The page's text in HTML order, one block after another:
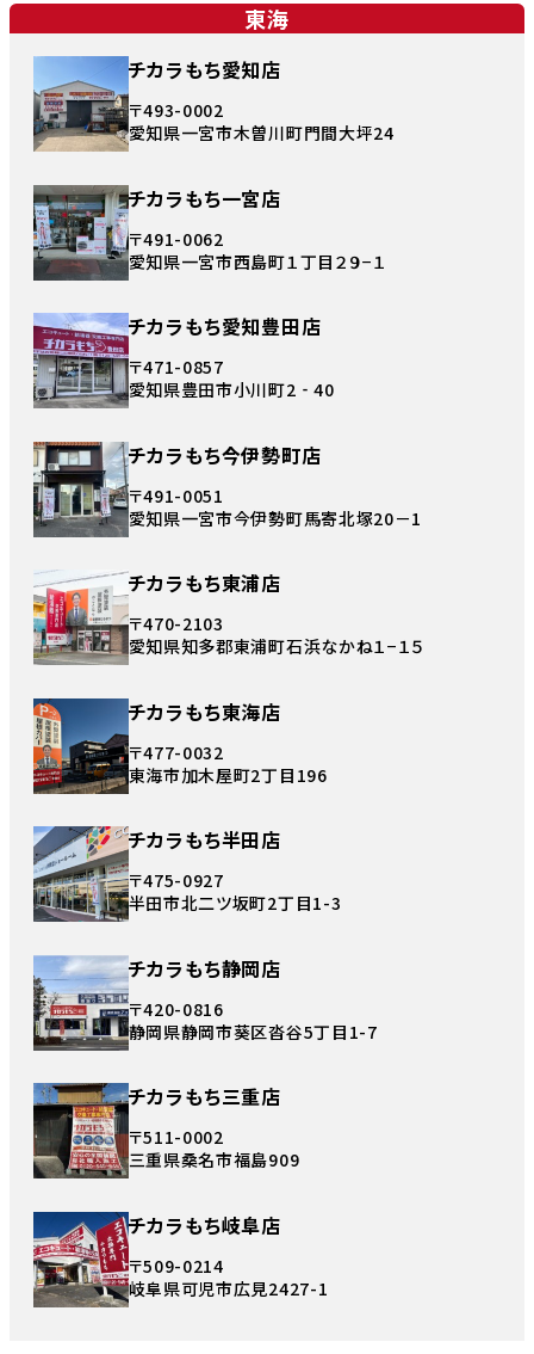
東海
チカラもち愛知店
〒493-0002
愛知県一宮市木曽川町門間大坪24
チカラもち一宮店
〒491-0062
愛知県一宮市西島町１丁目２９−１
チカラもち愛知豊田店
〒471-0857
愛知県豊田市小川町2‐40
チカラもち今伊勢町店
〒491-0051
愛知県一宮市今伊勢町馬寄北塚20－1
チカラもち東浦店
〒470-2103
愛知県知多郡東浦町石浜なかね１−１５
チカラもち東海店
〒477-0032
東海市加木屋町2丁目196
チカラもち半田店
〒475-0927
半田市北二ツ坂町2丁目1-3
チカラもち静岡店
〒420-0816
静岡県静岡市葵区沓谷5丁目1-7
チカラもち三重店
〒511-0002
三重県桑名市福島909
チカラもち岐阜店
〒509-0214
岐阜県可児市広見2427-1